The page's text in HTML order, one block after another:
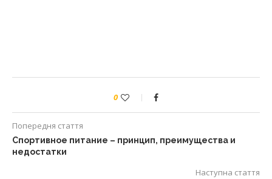
0
Попередня стаття
Спортивное питание – принцип, преимущества и
недостатки
Наступна стаття